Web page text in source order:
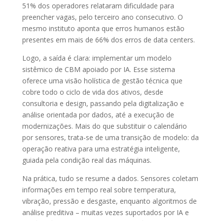
51% dos operadores relataram dificuldade para
preencher vagas, pelo terceiro ano consecutivo. O
mesmo instituto aponta que erros humanos estão
presentes em mais de 66% dos erros de data centers.
Logo, a saída é clara: implementar um modelo
sistêmico de CBM apoiado por IA. Esse sistema
oferece uma visão holística de gestão técnica que
cobre todo o ciclo de vida dos ativos, desde
consultoria e design, passando pela digitalização e
análise orientada por dados, até a execução de
modernizações. Mais do que substituir o calendário
por sensores, trata-se de uma transição de modelo: da
operação reativa para uma estratégia inteligente,
guiada pela condição real das máquinas.
Na prática, tudo se resume a dados. Sensores coletam
informações em tempo real sobre temperatura,
vibração, pressão e desgaste, enquanto algoritmos de
análise preditiva – muitas vezes suportados por IA e